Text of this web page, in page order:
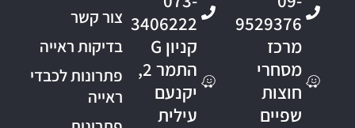
9529376
מרכז
מסחרי
חוצות
שפיים
3406222
קניון G
התמר 2,
יקנעם
עילית
צור קשר
בדיקות ראייה
פתרונות לכבדי
ראייה